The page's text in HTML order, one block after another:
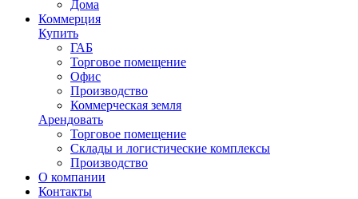
Дома
Коммерция
Купить
ГАБ
Торговое помещение
Офис
Производство
Коммерческая земля
Арендовать
Торговое помещение
Склады и логистические комплексы
Производство
О компании
Контакты